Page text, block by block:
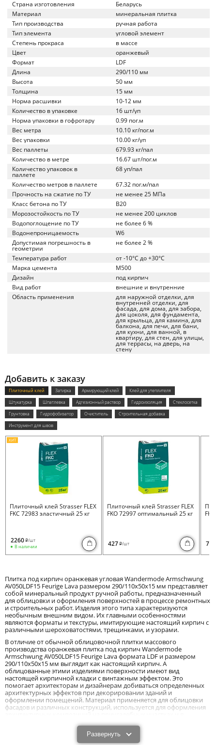
Страна изготовления
Беларусь
Материал
минеральная плитка
Тип производства
ручная работа
Тип элемента
угловой элемент
Степень прокраса
в массе
Цвет
оранжевый
Формат
LDF
Длина
290/110 мм
Высота
50 мм
Толщина
15 мм
Норма расшивки
10-12 мм
Количество в упаковке
16 шт/уп
Норма упаковки в гофротару
0.99 пог.м
Вес метра
10.10 кг/пог.м
Вес упаковки
10.00 кг/уп
Вес паллеты
679.93 кг/пал
Количество в метре
16.67 шт/пог.м
Количество упаковок в
паллете
68 уп/пал
Количество метров в паллете
67.32 пог.м/пал
Прочность на сжатие по ТУ
не менее 25 МПа
Класс бетона по ТУ
B20
Морозостойкость по ТУ
не менее 200 циклов
Водопоглощение по ТУ
не более 6 %
Водонепроницаемость
W6
Допустимая погрешность в
геометрии
не более 2 %
Температура работ
от -10°C до +30°C
Марка цемента
M500
Дизайн
под кирпич
Вид работ
внешние и внутренние
Область применения
для наружной отделки, для
внутренней отделки, для
фасада, для дома, для забора,
для цоколя, для фундамента,
для крыльца, для камина, для
балкона, для печи, для бани,
для кухни, для ванной, в
квартиру, для стен, для улицы,
для террасы, на дверь, на
стену
Добавить к заказу
Плиточный клей Затирка Армирующий клей
Клей для утеплителя
Штукатурка
Шпатлевка Адгезионный раствор Гидроизоляция
Стеклосетка
Грунтовка
Гидрофобизатор Очиститель
Строительная добавка
Инструмент для швов
ХИТ
Плиточный клей Strasser FLEX
FKC 72983 эластичный 25 кг
2260 i/шт
В наличии
Плиточный клей Strasser FLEX
FKO 72997 оптимальный 25 кг
427 i/шт 730
Плитка под кирпич оранжевая угловая Wandermode Armschwung
AV050LDF15 Feurige Lava размером 290/110x50x15 мм представляет
собой минеральный продукт ручной работы, предназначенный
для облицовки и оформления поверхностей в процессе ремонтных
и строительных работ. Изделия этого типа характеризуются
необычным внешним видом. Их главными особенностями
являются форматы и текстуры, имитирующие настоящий кирпич с
различными шероховатостями, трещинками, и узорами.
В отличие от обычной облицовочной плитки массового
производства оранжевая плитка под кирпич Wandermode
Armschwung AV050LDF15 Feurige Lava формата LDF и размером
290/110x50x15 мм выглядит как настоящий кирпич. А
облицованные этими изделиями поверхности имеют вид
настоящей кирпичной кладки с винтажным эффектом. Это
помогает архитекторам и дизайнерам добиваться определенных
архитектурных эффектов при декорировании зданий и
оформлении помещений. Материал применяется для облицовки
фасадов и различных конструкций, используется для оформления
городской черте. Так же часто применяется он и в современных
Развернуть